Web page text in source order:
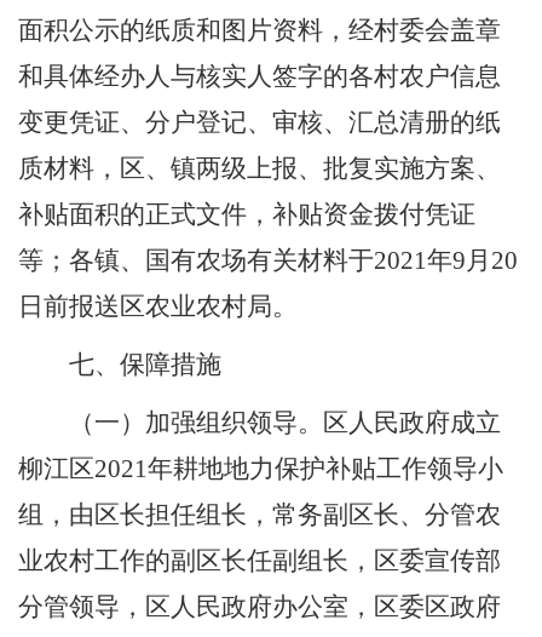
面积公示的纸质和图片资料，经村委会盖章
和具体经办人与核实人签字的各村农户信息
变更凭证、分户登记、审核、汇总清册的纸
质材料，区、镇两级上报、批复实施方案、
补贴面积的正式文件，补贴资金拨付凭证
等 ； 各镇、国有农场有关材料于2021年9月 20
日前报送区农业农村局。
七、保障措施
（一）加强组织领导。
区人民政府成立
柳江区2021年耕地地力保护补贴工作领导小
组，由区长担任组长，常务副区长、分管农
业农村工作的副区长任副组长，区委宣传部
分管领导 ， 区人民政府办公室 ， 区委区政府